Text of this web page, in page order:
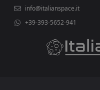
info@italianspace.it
+39-393-5652-941